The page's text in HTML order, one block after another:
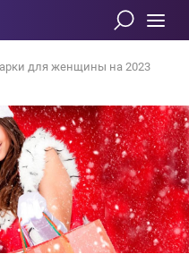
для женщины на 2023